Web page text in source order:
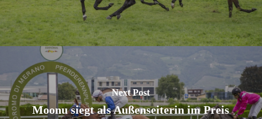
Next Post
Moonu siegt als Außenseiterin im Preis